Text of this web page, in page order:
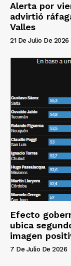
Alerta por
advirtió
Valles
21 De Julio De 2026
Efecto
ubica
imagen
7 De Julio De 2026